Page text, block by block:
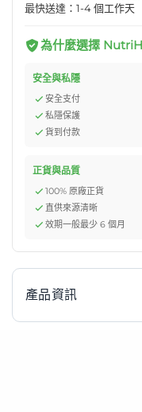
最快送達：1-4 個工作天
為什麼選擇
安全與私隱
安全支付
私隱保護
貨到付款
正貨與品質
100% 原廠正貨
直供來源清晰
效期一般最少 6 個月
產品資訊